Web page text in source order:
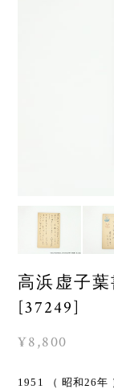
高浜虚
[37249]
¥8,800
1951 （ 昭和26